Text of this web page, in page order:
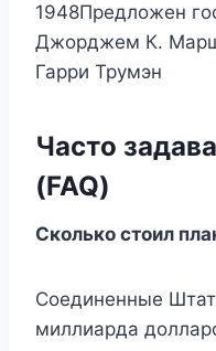
1948Предложен
Джорджем К.
Гарри Трумэн
Часто
(FAQ)
Сколько стоил
Соединенные
миллиарда